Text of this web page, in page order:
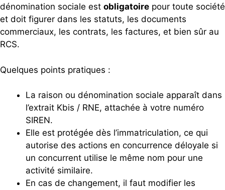
dénomination sociale est obligatoire pour toute société
et doit figurer dans les statuts, les documents
commerciaux, les contrats, les factures, et bien sûr au
RCS.
Quelques points pratiques :
La raison ou dénomination sociale apparaît dans
l’extrait Kbis / RNE, attachée à votre numéro
SIREN.
Elle est protégée dès l’immatriculation, ce qui
autorise des actions en concurrence déloyale si
un concurrent utilise le même nom pour une
activité similaire.
En cas de changement, il faut modifier les